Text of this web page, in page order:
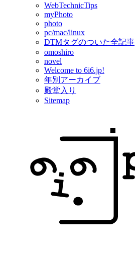
WebTechnicTips
myPhoto
photo
pc/mac/linux
DTMタグのついた全記事
omoshiro
novel
Welcome to 6i6.jp!
年別アーカイブ
殿堂入り
Sitemap